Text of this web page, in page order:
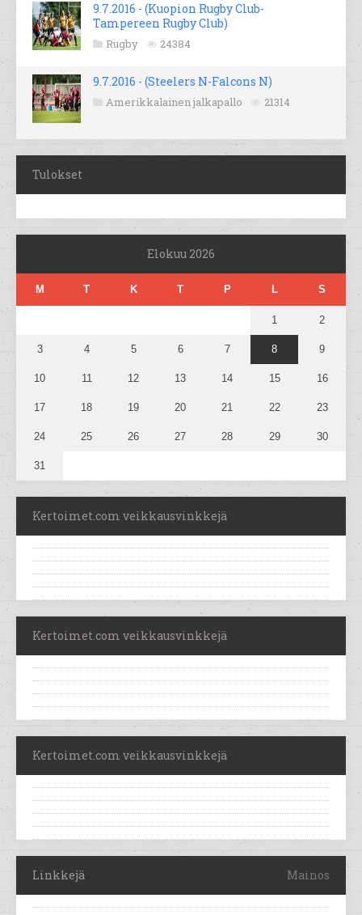
9.7.2016 - (Kuopion Rugby Club-
Tampereen Rugby Club)
Rugby 24384
9.7.2016 - (Steelers N-Falcons N)
Amerikkalainen jalkapallo 21314
Tulokset
Elokuu 2026
M T K T P L S
1 2
3 4 5 6 7 8 9
10 11 12 13 14 15 16
17 18 19 20 21 22 23
24 25 26 27 28 29 30
31
Kertoimet.com veikkausvinkkejä
Kertoimet.com veikkausvinkkejä
Kertoimet.com veikkausvinkkejä
Linkkejä Mainos